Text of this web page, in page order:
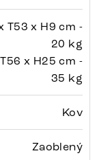
T53 x H9 cm -
20 kg
x H25 cm -
35 kg
Kov
Zaoblený